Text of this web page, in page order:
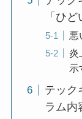
「ひ
悪
炎
示
テック
ラム内